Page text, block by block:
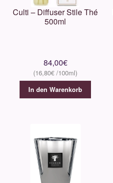
Culti – Diffuser Stile Thé
500ml
84,00€
16,80€
In den Warenkorb